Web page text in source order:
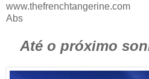
www.thefrenchtangerine.com
Abs
Até o próximo